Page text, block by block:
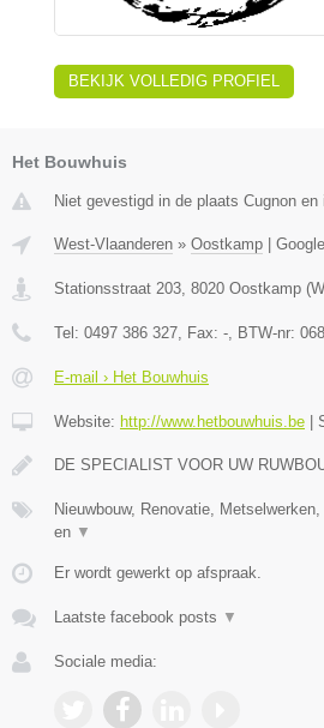
BEKIJK VOLLEDIG PROFIEL
Het Bouwhuis
Niet gevestigd in de plaats Cugnon
West-Vlaanderen » Oostkamp
Stationsstraat 203, 8020 Oostkamp (
Tel: 0497 386 327, Fax: -, BTW-nr:
E-mail › Het Bouwhuis
Website: http://www.hetbouwhuis.be
DE SPECIALIST VOOR UW
Nieuwbouw, Renovatie,
en ▼
Er wordt gewerkt op afspraak.
Laatste facebook posts ▼
Sociale media: